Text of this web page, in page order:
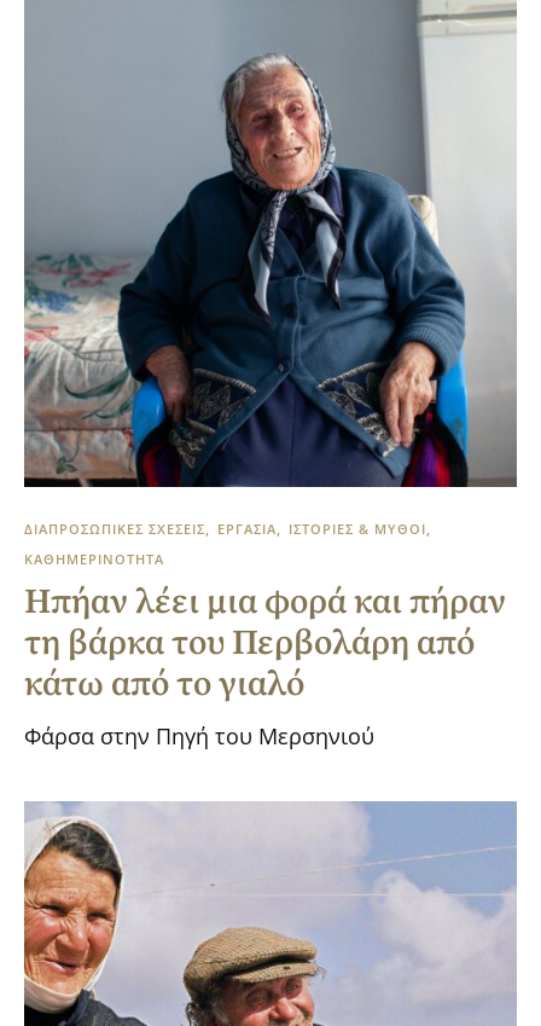
ΔΙΑΠΡΟΣΩΠΙΚΕΣ ΣΧΕΣΕΙΣ ΕΡΓΑΣΙΑ
ΙΣΤΟΡΙΕΣ & ΜΥΘΟΙ
ΚΑΘΗΜΕΡΙΝΟΤΗΤΑ
Ηπήαν λέει μια φορά και πήραν
τη βάρκα του Περβολάρη από
κάτω από το γιαλό
Φάρσα στην Πηγή του Μερσηνιού